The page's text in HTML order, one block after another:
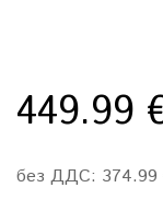
449.99
без ДДС: 374.99